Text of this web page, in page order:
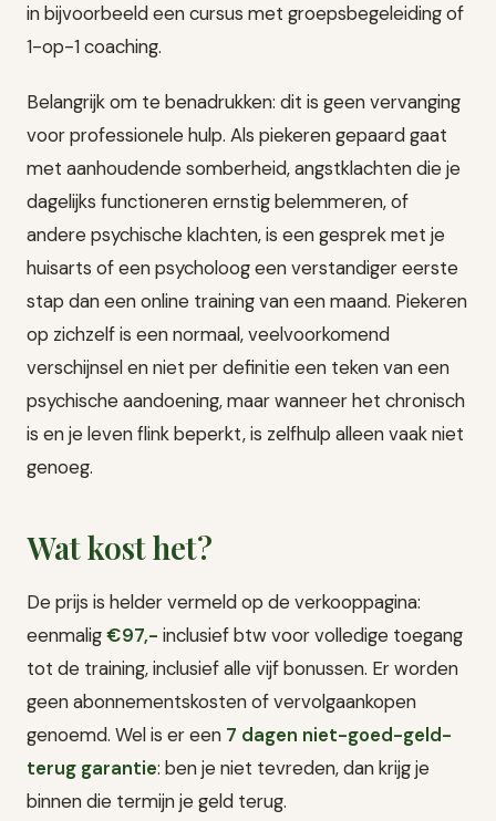
in bijvoorbeeld een cursus met groepsbegeleiding of
1-op-1 coaching.
Belangrijk om te benadrukken: dit is geen vervanging
voor professionele hulp. Als piekeren gepaard gaat
met aanhoudende somberheid, angstklachten die je
dagelijks functioneren ernstig belemmeren, of
andere psychische klachten, is een gesprek met je
huisarts of een psycholoog een verstandiger eerste
stap dan een online training van een maand. Piekeren
op zichzelf is een normaal, veelvoorkomend
verschijnsel en niet per definitie een teken van een
psychische aandoening, maar wanneer het chronisch
is en je leven flink beperkt, is zelfhulp alleen vaak niet
genoeg.
Wat kost het?
De prijs is helder vermeld op de verkooppagina:
eenmalig€97,- inclusief btw voor volledige toegang
tot de training, inclusief alle vijf bonussen. Er worden
geen abonnementskosten of vervolgaankopen
genoemd. Wel is er een 7 dagen niet-goed-geld-
terug garantie: ben je niet tevreden, dan krijg je
binnen die termijn je geld terug.